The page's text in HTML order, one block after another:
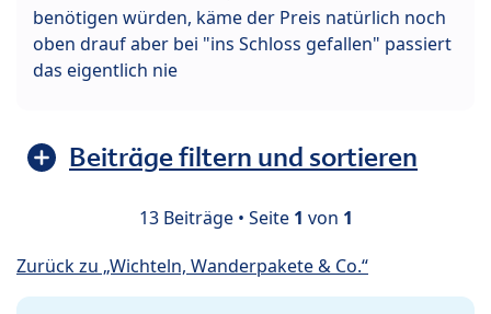
benötigen würden, käme der Preis natürlich noch
oben drauf aber bei "ins Schloss gefallen" passiert
das eigentlich nie
Beiträge filtern und sortieren
13 Beiträge • Seite 1 von 1
Zurück zu „Wichteln, Wanderpakete & Co.“